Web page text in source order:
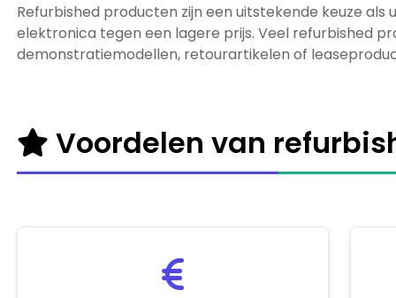
Refurbished producten zijn een uitstekende keuze
elektronica tegen een lagere prijs. Veel refurbished
demonstratiemodellen, retourartikelen of
Voordelen van